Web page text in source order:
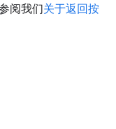
阅我们关于返回按